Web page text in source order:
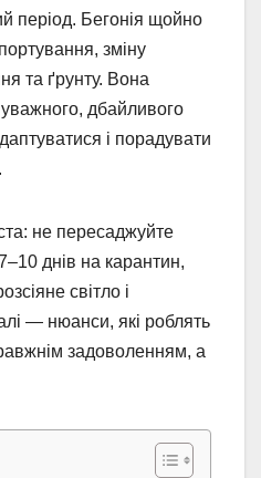
період. Бегонія щойно
зміну
та ґрунту. Вона
дбайливого
і порадувати
не пересаджуйте
днів на карантин,
світло і
— нюанси, які роблять
задоволенням, а